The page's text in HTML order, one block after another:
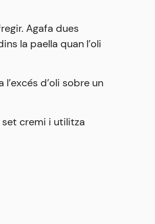
Agafa dues
la paella quan l’oli
d’oli sobre un
cremi i utilitza